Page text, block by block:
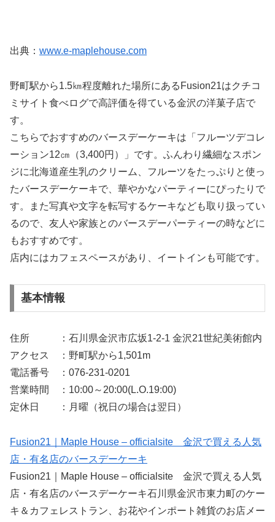
出典： www.e-maplehouse.com
野町駅から1.5㎞程度離れた場所にあるFusion21はクチコ
ミサイト食べログで高評価を得ている金沢の洋菓子店で
す。
こちらでおすすめのバースデーケーキは「フルーツデコレ
ーション12㎝（3,400円）」です。ふんわり繊細なスポン
ジに北海道産生乳のクリーム、フルーツをたっぷりと使っ
たバースデーケーキで、華やかなパーティーにぴったりで
す。また写真や文字を転写するケーキなども取り扱ってい
るので、友人や家族とのバースデーパーティーの時などに
もおすすめです。
店内にはカフェスペースがあり、イートインも可能です。
基本情報
住所 ：石川県金沢市広坂1-2-1 金沢21世紀美術館内
アクセス ：野町駅から1,501m
電話番号 ：076-231-0201
営業時間 ：10:00～20:00(L.O.19:00)
定休日 ：月曜（祝日の場合は翌日）
Fusion21｜Maple House – officialsite 金沢で買える人気
店・有名店のバースデーケーキ
Fusion21｜Maple House – officialsite 金沢で買える人気
店・有名店のバースデーケーキ石川県金沢市東力町のケー
キ＆カフェレストラン、お花やインポート雑貨のお店メー